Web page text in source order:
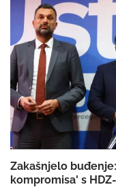
Zakašnjelo
kompromisa' s